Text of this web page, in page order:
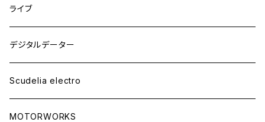
ライブ
デジタルデーター
Scudelia electro
MOTORWORKS